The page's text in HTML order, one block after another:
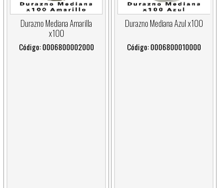
Durazno Mediana Amarilla
x100
Código: 0006800002000
Durazno Mediana Azul x100
Código: 0006800010000